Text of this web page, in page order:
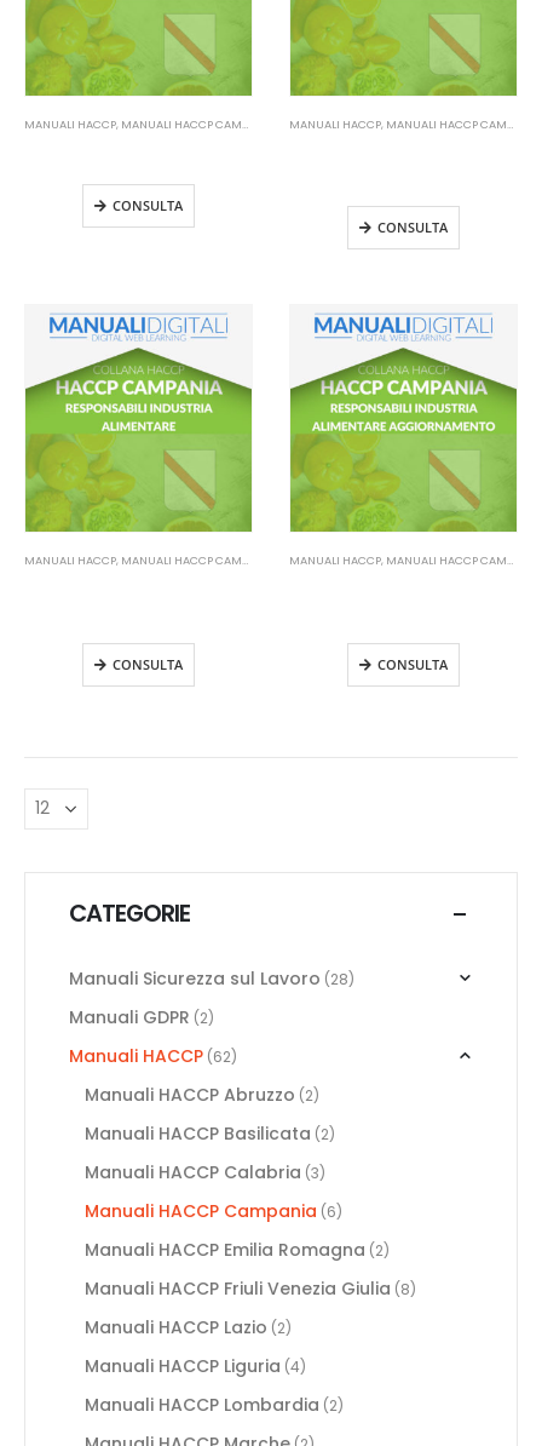
MANUALI HACCP, MANUALI HACCP CAMPANIA
CONSULTA
MANUALI HACCP, MANUALI HACCP CAMPANIA
CONSULTA
MANUALI HACCP, MANUALI HACCP CAMPANIA
CONSULTA
MANUALI HACCP, MANUALI HACCP CAMPANIA
CONSULTA
CATEGORIE
Manuali Sicurezza sul Lavoro (28)
Manuali GDPR (2)
Manuali HACCP (62)
Manuali HACCP Abruzzo (2)
Manuali HACCP Basilicata (2)
Manuali HACCP Calabria (3)
Manuali HACCP Campania (6)
Manuali HACCP Emilia Romagna (2)
Manuali HACCP Friuli Venezia Giulia (8)
Manuali HACCP Lazio (2)
Manuali HACCP Liguria (4)
Manuali HACCP Lombardia (2)